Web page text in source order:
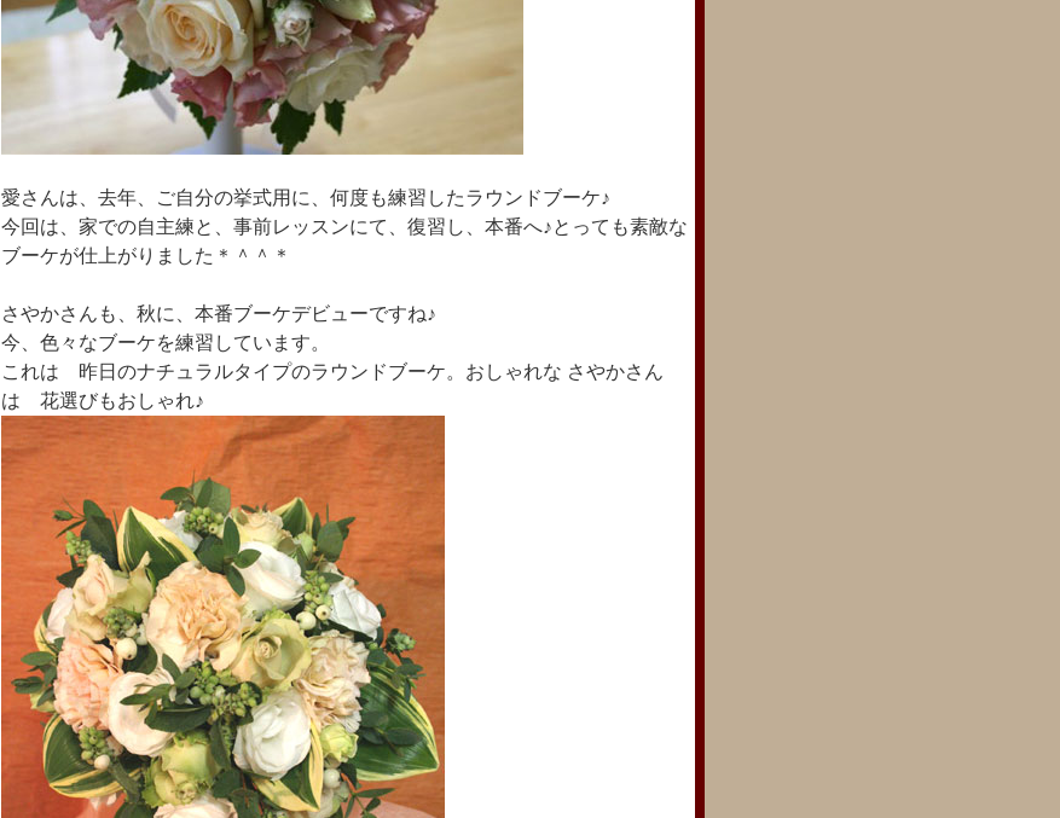
愛さんは、去年、ご自分の挙式用に、何度も練習したラウンドブーケ♪
今回は、家での自主練と、事前レッスンにて、復習し、本番へ♪とっても素敵な
ブーケが仕上がりました＊＾＾＊
さやかさんも、秋に、本番ブーケデビューですね♪
今、色々なブーケを練習しています。
これは 昨日のナチュラルタイプのラウンドブーケ。おしゃれな さやかさん
は 花選びもおしゃれ♪